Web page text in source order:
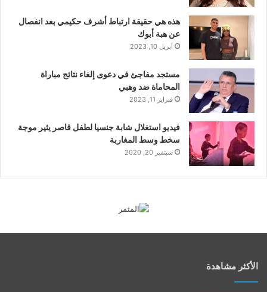
هذه هي حقيقة ارتباط أشرف حكيمي بعد انفصال
عن هبة أبوك
أبريل 10, 2023
مستجد مفاجئ في دعوى إلغاء نتائج مباراة
المحاماة ضد وهبي
فبراير 11, 2023
فيديو استغلال شابة جنسيا لطفل قاصر يثير موجة
سخط وسط المغاربة
سبتمبر 20, 2020
الأكثر مشاهدة